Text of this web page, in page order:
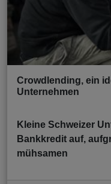
Crowdlending, ein
Unternehmen
Kleine Schweizer
Bankkredit auf,
mühsamen